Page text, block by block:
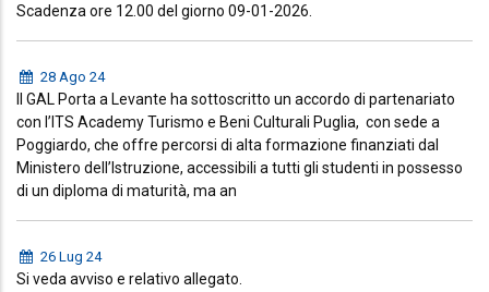
Scadenza ore 12.00 del giorno 09-01-2026.
28 Ago 24
Il GAL Porta a Levante ha sottoscritto un accordo di partenariato
con l’ITS Academy Turismo e Beni Culturali Puglia, con sede a
Poggiardo, che offre percorsi di alta formazione finanziati dal
Ministero dell’Istruzione, accessibili a tutti gli studenti in possesso
di un diploma di maturità, ma an
26 Lug 24
Si veda avviso e relativo allegato.